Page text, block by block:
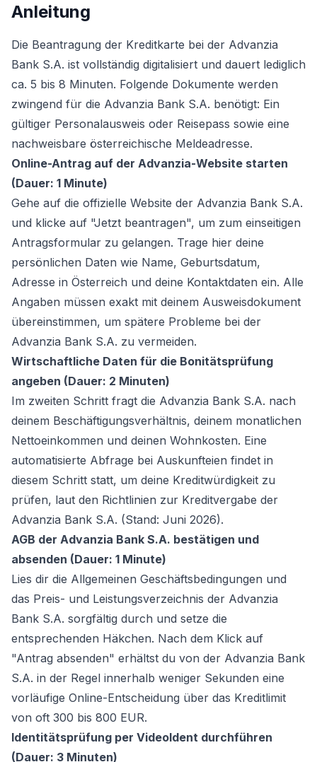
Anleitung
Die Beantragung der Kreditkarte bei der Advanzia
Bank S.A. ist vollständig digitalisiert und dauert lediglich
ca. 5 bis 8 Minuten. Folgende Dokumente werden
zwingend für die Advanzia Bank S.A. benötigt: Ein
gültiger Personalausweis oder Reisepass sowie eine
nachweisbare österreichische Meldeadresse.
Online-Antrag auf der Advanzia-Website starten
(Dauer: 1 Minute)
Gehe auf die offizielle Website der Advanzia Bank S.A.
und klicke auf "Jetzt beantragen", um zum einseitigen
Antragsformular zu gelangen. Trage hier deine
persönlichen Daten wie Name, Geburtsdatum,
Adresse in Österreich und deine Kontaktdaten ein. Alle
Angaben müssen exakt mit deinem Ausweisdokument
übereinstimmen, um spätere Probleme bei der
Advanzia Bank S.A. zu vermeiden.
Wirtschaftliche Daten für die Bonitätsprüfung
angeben (Dauer: 2 Minuten)
Im zweiten Schritt fragt die Advanzia Bank S.A. nach
deinem Beschäftigungsverhältnis, deinem monatlichen
Nettoeinkommen und deinen Wohnkosten. Eine
automatisierte Abfrage bei Auskunfteien findet in
diesem Schritt statt, um deine Kreditwürdigkeit zu
prüfen, laut den Richtlinien zur Kreditvergabe der
Advanzia Bank S.A. (Stand: Juni 2026).
AGB der Advanzia Bank S.A. bestätigen und
absenden (Dauer: 1 Minute)
Lies dir die Allgemeinen Geschäftsbedingungen und
das Preis- und Leistungsverzeichnis der Advanzia
Bank S.A. sorgfältig durch und setze die
entsprechenden Häkchen. Nach dem Klick auf
"Antrag absenden" erhältst du von der Advanzia Bank
S.A. in der Regel innerhalb weniger Sekunden eine
vorläufige Online-Entscheidung über das Kreditlimit
von oft 300 bis 800 EUR.
Identitätsprüfung per VideoIdent durchführen
(Dauer: 3 Minuten)